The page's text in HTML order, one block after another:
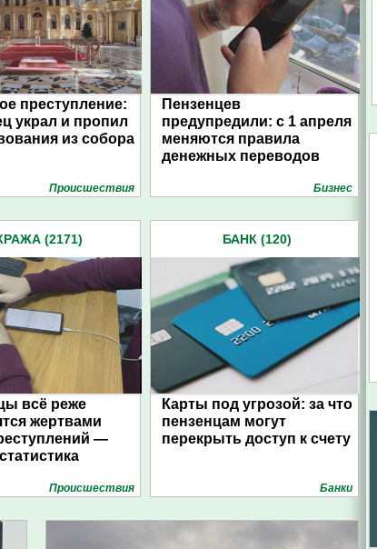
преступление:
украл и пропил
из собора
Проиcшествия
Пензенцев
предупредили: с 1 апреля
меняются правила
денежных переводов
Бизнес
(2171)
всё реже
жертвами
—
Проиcшествия
БАНК (120)
Карты под угрозой: за что
пензенцам могут
перекрыть доступ к счету
Банки